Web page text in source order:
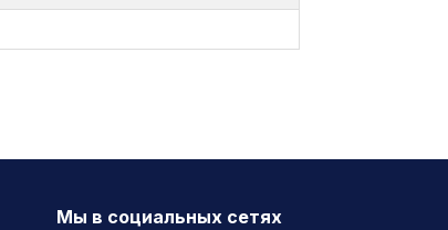
Мы в социальных сетях